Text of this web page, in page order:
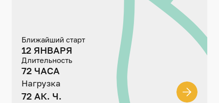
Ближайший старт
12 ЯНВАРЯ
Длительность
72 ЧАСА
Нагрузка
72 АК. Ч.